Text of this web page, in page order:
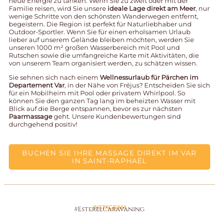
Familie reisen, wird Sie unsere ideale Lage direkt am Meer, nur
wenige Schritte von den schönsten Wanderwegen entfernt,
begeistern. Die Region ist perfekt für Naturliebhaber und
Outdoor-Sportler. Wenn Sie für einen erholsamen Urlaub
lieber auf unserem Gelände bleiben möchten, werden Sie
unseren 1000 m² großen Wasserbereich mit Pool und
Rutschen sowie die umfangreiche Karte mit Aktivitäten, die
von unserem Team organisiert werden, zu schätzen wissen.
Sie sehnen sich nach einem Wellnessurlaub für Pärchen im
Departement Var, in der Nähe von Fréjus? Entscheiden Sie sich
für ein Mobilheim mit Pool oder privatem Whirlpool. So
können Sie den ganzen Tag lang im beheizten Wasser mit
Blick auf die Berge entspannen, bevor es zur nächsten
Paarmassagegeht. Unsere Kundenbewertungen sind
durchgehend positiv!
BUCHEN SIE IHRE MASSAGE DIREKT IM VAR
IN SAINT-RAPHAËL
INSTAGRAM
#EsterelCaravaning